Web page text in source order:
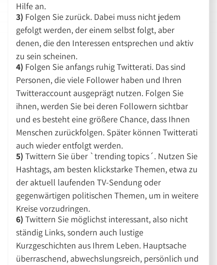
Hilfe an.
3) Folgen Sie zurück. Dabei muss nicht jedem
gefolgt werden, der einem selbst folgt, aber
denen, die den Interessen entsprechen und aktiv
zu sein scheinen.
4) Folgen Sie anfangs ruhig Twitterati. Das sind
Personen, die viele Follower haben und Ihren
Twitteraccount ausgeprägt nutzen. Folgen Sie
ihnen, werden Sie bei deren Followern sichtbar
und es besteht eine größere Chance, dass Ihnen
Menschen zurückfolgen. Später können Twitterati
auch wieder entfolgt werden.
5) Twittern Sie über `trending topics´. Nutzen Sie
Hashtags, am besten klickstarke Themen, etwa zu
der aktuell laufenden TV-Sendung oder
gegenwärtigen politischen Themen, um in weitere
Kreise vorzudringen.
6) Twittern Sie möglichst interessant, also nicht
ständig Links, sondern auch lustige
Kurzgeschichten aus Ihrem Leben. Hauptsache
überraschend, abwechslungsreich, persönlich und